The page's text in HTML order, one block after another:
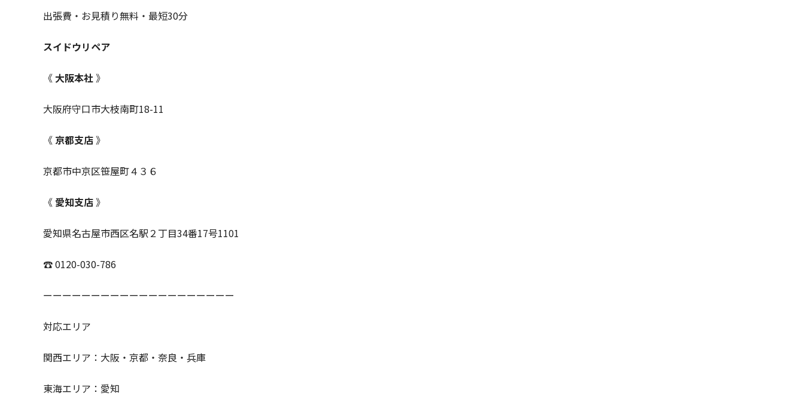
出張費・お見積り無料・最短30分
スイドウリペア
《大阪本社》
大阪府守口市大枝南町18-11
《京都支店》
京都市中京区笹屋町４３６
《 愛知支店》
愛知県名古屋市西区名駅２丁目34番17号1101
☎ 0120-030-786
ーーーーーーーーーーーーーーーーーーーー
対応エリア
関西エリア：大阪・京都・奈良・兵庫
東海エリア：愛知